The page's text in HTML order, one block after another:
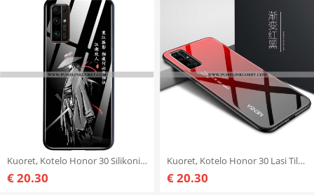
Kuoret, Kotelo Honor 30 Silikoni Suojaus Murtumaton Lasi Kuori Mustat
€ 20.30
Kuoret, Kotelo Honor 30 Lasi Tila Suuntaus Puhelimen Punainen
€ 20.30